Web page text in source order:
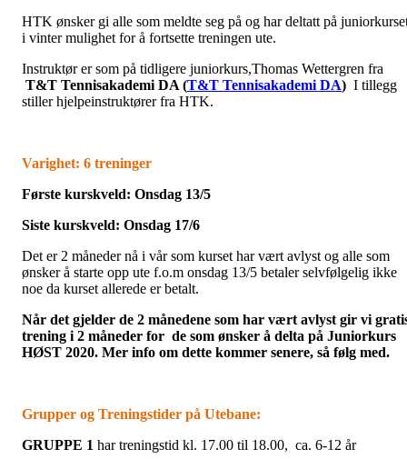
HTK ønsker gi alle som meldte seg på og har deltatt på
i vinter mulighet for å fortsette treningen ute.
Instruktør er som på tidligere juniorkurs,Thomas Wettergren fra
T&T Tennisakademi DA (T&T Tennisakademi DA) I tillegg
stiller hjelpeinstruktører fra HTK.
Varighet: 6 treninger
Første kurskveld: Onsdag 13/5
Siste kurskveld: Onsdag 17/6
Det er 2 måneder nå i vår som kurset har vært avlyst og alle som
ønsker å starte opp ute f.o.m onsdag 13/5 betaler selvfølgelig ikke
noe da kurset allerede er betalt.
Når det gjelder de 2 månedene som har vært avlyst gir vi
trening i 2 måneder for de som ønsker å delta på Juniorkurs
HØST 2020. Mer info om dette kommer senere, så følg med.
Grupper og Treningstider på Utebane:
GRUPPE 1 har treningstid kl. 17.00 til 18.00, ca. 6-12 år